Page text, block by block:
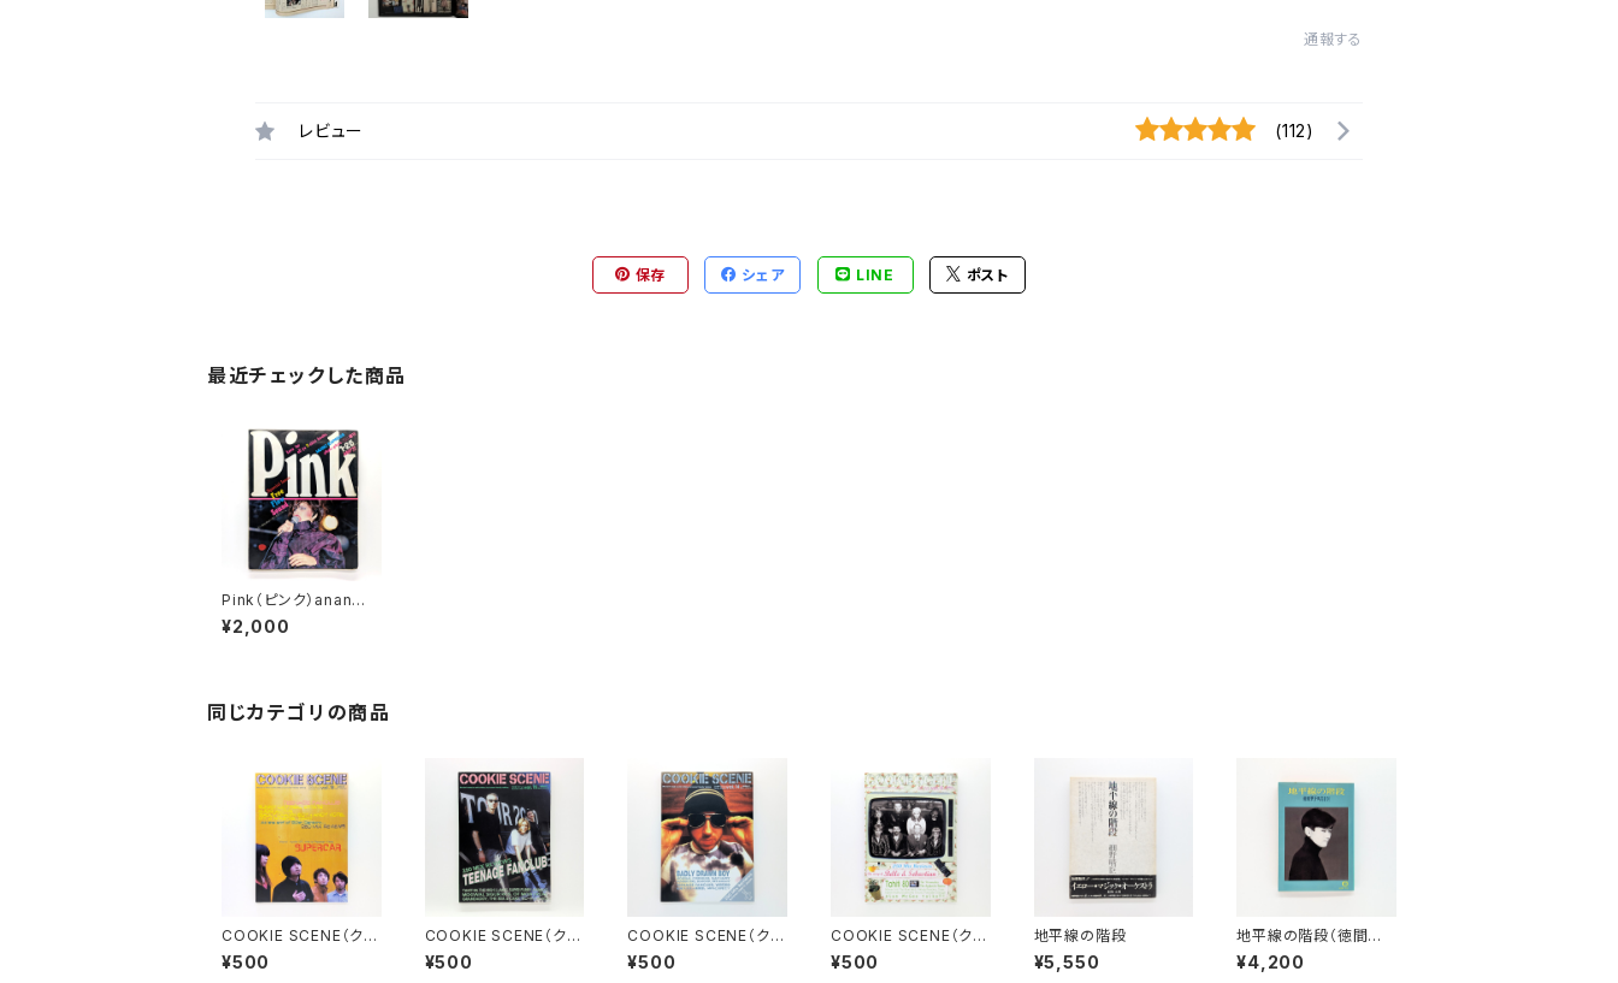
通報する
レビュー (112)
保存 シェア LINE ポスト
最近チェックした商品
Pink（ピンク）anan増
刊 昭和56年1月25
日 特集：Free Flow
¥2,000
同じカテゴリの商品
COOKIE SCENE（クッ
キーシーン）Vol.16 2
000年11月
¥500
COOKIE SCENE（クッ
キーシーン）Vol.15 2
000年9月
¥500
COOKIE SCENE（クッ
キーシーン）Vol.14 2
000年7月
¥500
COOKIE SCENE（クッ
キーシーン）Vol.13 2
000年5月
¥500
地平線の階段
¥5,550
地平線の階段（徳間文
庫）
¥4,200